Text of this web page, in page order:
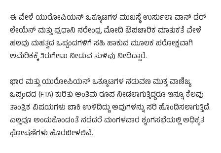
ಈ ವೇಳೆ ಯುರೋಪಿಯನ್ ಒಕ್ಕೂಟಗಳ ಮುಖಸ್ಥೆ ಉರ್ಸುಲಾ ವಾನ್ ಡೆರ್
ಲೇಯೆನ್ ಮತ್ತು ಪ್ರಧಾನಿ ನರೇಂದ್ರ ಮೋದಿ ಔಪಚಾರಿಕ ಮಾತುಕತೆ ವೇಳೆ
ಹಲವು ಮಹತ್ವದ ಒಪ್ಪಂದಗಳಿಗೆ ಸಹಿ ಹಾಕುವ ಮೂಲಕ ಪರೋಕ್ಷವಾಗಿ
ಅಮೆರಿಕಕ್ಕೆ ತಿರುಗೇಟು ನೀಡುವ ಸುಳಿವು ನೀಡಿದ್ದಾರೆ.
ಭಾರ ಮತ್ತು ಯುರೋಪಿಯನ್ ಒಕ್ಕೂಟಗಳ ನಡುವಣ ಮುಕ್ತ ವಾಣಿಜ್ಯ
ಒಪ್ಪಂದದ (FTA) ಕುರಿತು ಅಂತಿಮ ರೂಪ ನೀಡಲಾಗುತ್ತಿದ್ದರೂ ಇನ್ನೂ ಕೆಲವು
ತಾಂತ್ರಿಕ ವಿಷಯಗಳು ಬಾಕಿ ಉಳಿದಿದ್ದು ಅವುಗಳನ್ನು ಸರಿ ಹೊಂದಿಸಲಾಗುತ್ತಿದೆ.
ಎಲ್ಲವೂ ಅಂದುಕೊಂಡಂತೆ ನಡೆದರೆ ಮಂಗಳವಾರ ಶೃಂಗಸಭೆಯಲ್ಲಿ ಅಧಿಕೃತ
ಘೋಷಣೆಗಳು ಹೊರಬೀಳಲಿವೆ.